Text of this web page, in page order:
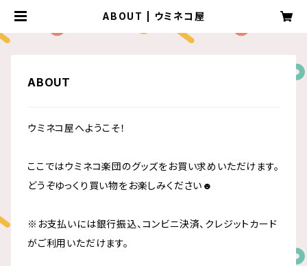
ABOUT | ウミネコ屋
ABOUT
ウミネコ屋へようこそ！
ここではウミネコ楽団のグッズをお買い求めいただけます。
どうぞゆっくり買い物をお楽しみください☻
※お支払いには銀行振込、コンビニ決済、クレジットカード
がご利用いただけます。